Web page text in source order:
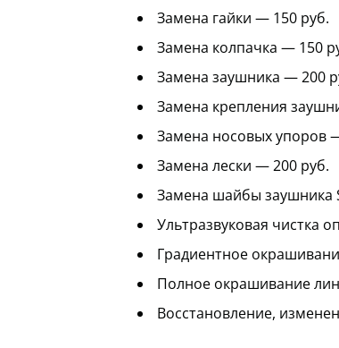
Замена гайки — 150 руб.
Замена колпачка — 150
Замена заушника — 200
Замена крепления
Замена носовых упоров
Замена лески — 200 руб.
Замена шайбы заушника
Ультразвуковая чистка
Градиентное
Полное окрашивание
Восстановление,